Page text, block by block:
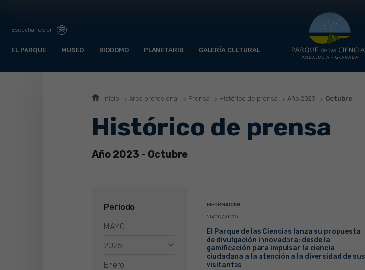
Escúchanos en
EL PARQUE MUSEO BIODOMO PLANETARIO GALERÍA CULTURAL
Inicio Área profesional Prensa Histórico de prensa Año 2023 Octubre
Histórico de prensa
Año 2023 - Octubre
Periodo
MAYO
2025
Enero
INFORMACIÓN:
25/10/2023
El Parque de las Ciencias lanza su propuesta
de divulgación innovadora: desde la
gamificación para impulsar la ciencia
ciudadana a la atención a la diversidad de sus
visitantes